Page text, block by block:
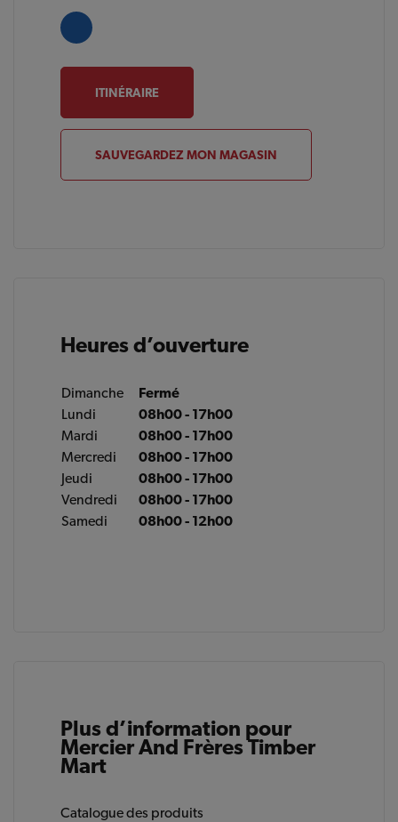
ITINÉRAIRE
SAUVEGARDEZ MON MAGASIN
Heures d’ouverture
Dimanche
Fermé
Lundi
08h00 - 17h00
Mardi
08h00 - 17h00
Mercredi
08h00 - 17h00
Jeudi
08h00 - 17h00
Vendredi
08h00 - 17h00
Samedi
08h00 - 12h00
Plus d’information pour
Mercier And Frères Timber
Mart
Catalogue des produits